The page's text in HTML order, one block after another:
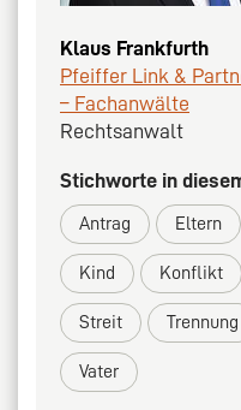
Klaus Frankfurth
Pfeiffer Link &
– Fachanwälte
Rechtsanwalt
Stichworte in
Antrag Eltern
Kind Konflikt
Streit Trennung
Vater